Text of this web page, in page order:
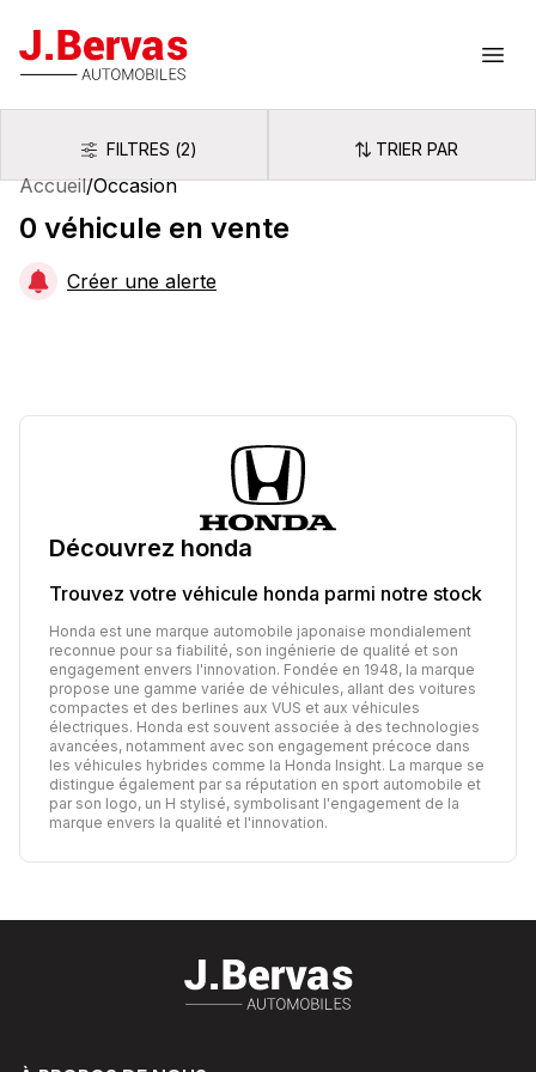
J.Bervas
FiltresFILTRES (2) Trier par
TRIER PAR
Accueil/Occasion
0 véhicule en vente
Créer une alerte
Découvrez honda
Trouvez votre véhicule honda parmi notre stock
Honda est une marque automobile japonaise mondialement
reconnue pour sa fiabilité, son ingénierie de qualité et son
engagement envers l'innovation. Fondée en 1948, la marque
propose une gamme variée de véhicules, allant des voitures
compactes et des berlines aux VUS et aux véhicules
électriques. Honda est souvent associée à des technologies
avancées, notamment avec son engagement précoce dans
les véhicules hybrides comme la Honda Insight. La marque se
distingue également par sa réputation en sport automobile et
par son logo, un H stylisé, symbolisant l'engagement de la
marque envers la qualité et l'innovation.